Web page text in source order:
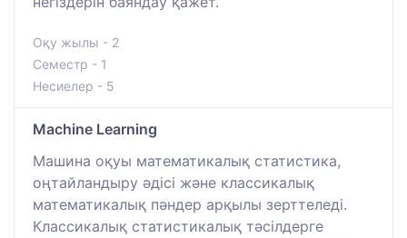
Оқу жылы - 2
Семестр - 1
Несиелер - 5
Machine Learning
Машина оқуы математикалық статистика,
оңтайландыру әдісі және классикалық
математикалық пәндер арқылы зерттеледі.
Классикалық статистикалық тәсілдерге